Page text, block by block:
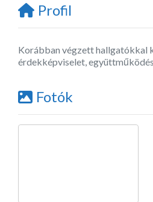
Profil
Korábban végzett hallgatókkal
érdekképviselet,
Fotók